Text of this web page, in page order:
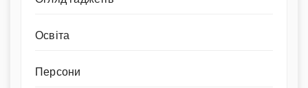
Освіта
Персони